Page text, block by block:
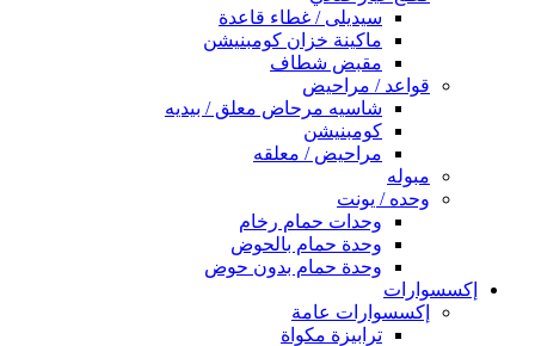
سيديلى / غطاء قاعدة
ماكينة خزان كومبنيشن
مقبض شطاف
قواعد / مراحيض
شاسيه مرحاض معلق / بيديه
كومبنيشن
مراحيض / معلقه
مبوله
وحده / يونت
وحدات حمام رخام
وحدة حمام بالحوض
وحدة حمام بدون حوض
إكسسوارات
إكسسوارات عامة
ترابيزة مكواة